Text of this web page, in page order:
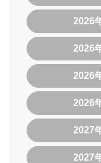
2026
2026
2026
2026
2027
2027